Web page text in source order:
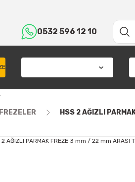
0532 596 12 10
FREZELER HSS 2 AĞIZLI